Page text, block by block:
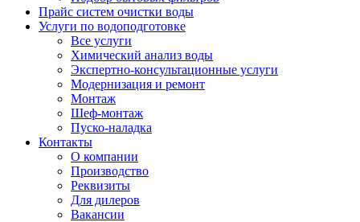
Прайс систем очистки воды
Услуги по водоподготовке
Все услуги
Химический анализ воды
Экспертно-консультационные услуги
Модернизация и ремонт
Монтаж
Шеф-монтаж
Пуско-наладка
Контакты
О компании
Производство
Реквизиты
Для дилеров
Вакансии